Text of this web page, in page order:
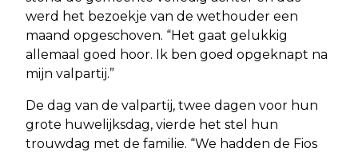
werd het bezoekje van de wethouder een
maand opgeschoven. “Het gaat gelukkig
allemaal goed hoor. Ik ben goed opgeknapt na
mijn valpartij.”
De dag van de valpartij, twee dagen voor hun
grote huwelijksdag, vierde het stel hun
trouwdag met de familie. “We hadden de Fios